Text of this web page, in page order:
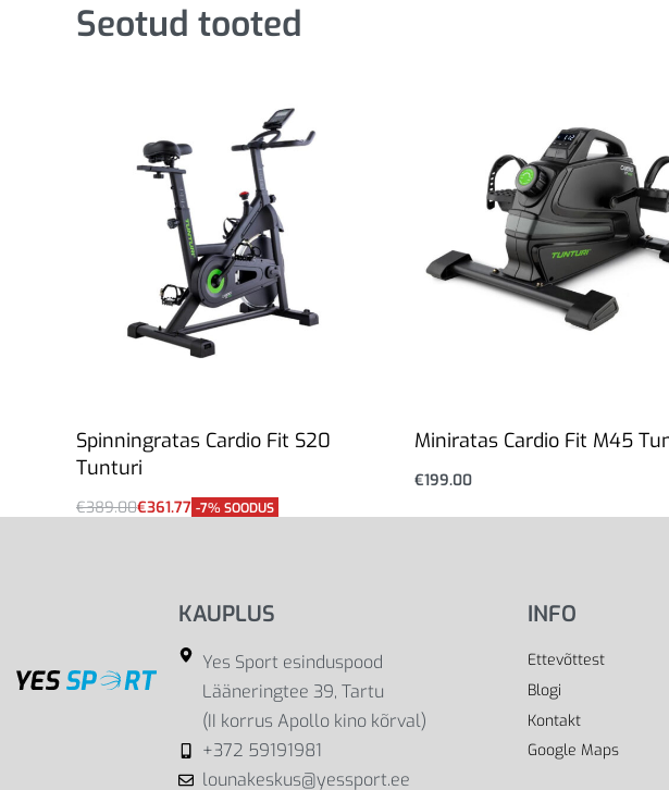
Seotud tooted
Spinningratas Cardio Fit S20
Tunturi
€389.00€361.77 -7% SOODUS
Miniratas Cardio Fit M45
€199.00
KAUPLUS
Yes Sport esinduspood
Lääneringtee 39, Tartu
(II korrus Apollo kino kõrval)
+372 59191981
lounakeskus@yessport.ee
INFO
Ettevõttest
Blogi
Kontakt
Google Maps